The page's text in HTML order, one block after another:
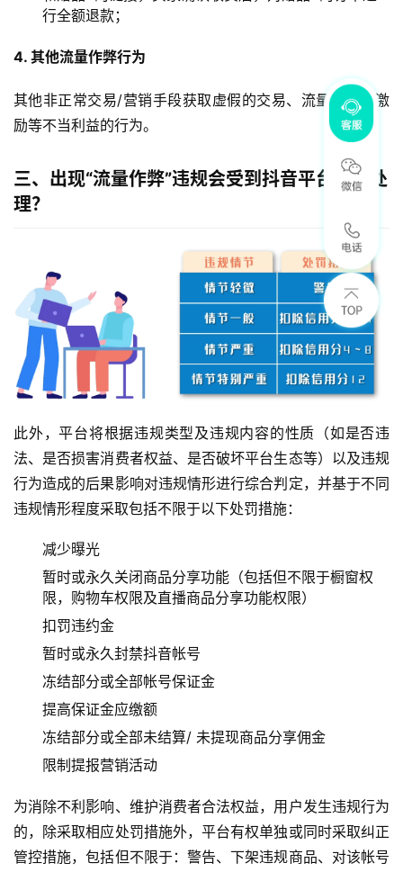
行全额退款；
4. 其他流量作弊行为
其他非正常交易/营销手段获取虚假的交易、流量、平台激
励等不当利益的行为。
三、出现“流量作弊”违规会受到抖音平台什么处
理？
此外，平台将根据违规类型及违规内容的性质（如是否违
法、是否损害消费者权益、是否破坏平台生态等）以及违规
行为造成的后果影响对违规情形进行综合判定，并基于不同
违规情形程度采取包括不限于以下处罚措施：
减少曝光
暂时或永久关闭商品分享功能（包括但不限于橱窗权
限，购物车权限及直播商品分享功能权限）
扣罚违约金
暂时或永久封禁抖音帐号
冻结部分或全部帐号保证金
提高保证金应缴额
冻结部分或全部未结算/ 未提现商品分享佣金
限制提报营销活动
为消除不利影响、维护消费者合法权益，用户发生违规行为
的，除采取相应处罚措施外，平台有权单独或同时采取纠正
管控措施，包括但不限于：警告、下架违规商品、对该帐号